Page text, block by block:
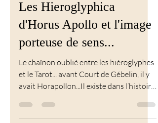
Tarot
Les Hieroglyphica
d'Horus Apollo et l'image
porteuse de sens...
Le chaînon oublié entre les hiéroglyphes
et le Tarot... avant Court de Gébelin, il y
avait Horapollon...Il existe dans l’histoire
un livre étrange qui prétend expliquer la